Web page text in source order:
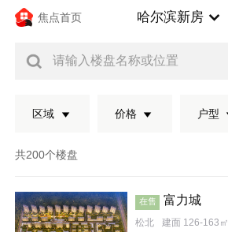
焦点首页 哈尔滨新房
请输入楼盘名称或位置
区域 价格 户型
共200个楼盘
在售 富力城
松北 建面 126-163㎡